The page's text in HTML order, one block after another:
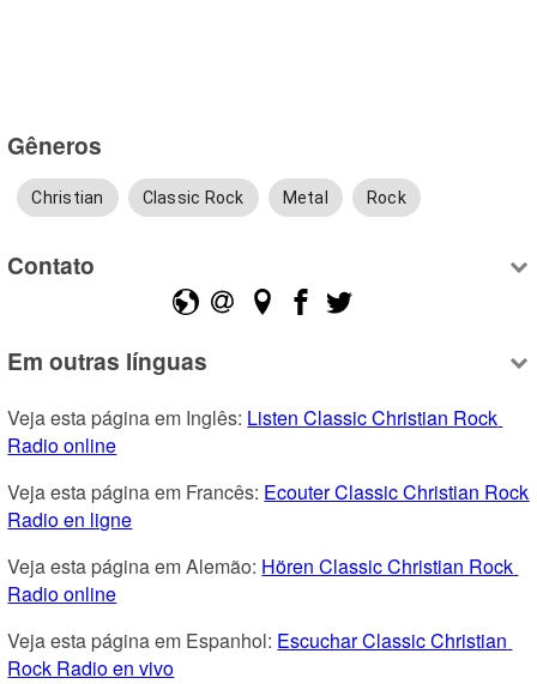
Gêneros
Christian Classic Rock Metal Rock
Contato
Em outras línguas
Veja esta página em Inglês: Listen Classic Christian Rock
Radio online
Veja esta página em Francês: Ecouter Classic Christian Rock
Radio en ligne
Veja esta página em Alemão: Hören Classic Christian Rock
Radio online
Veja esta página em Espanhol: Escuchar Classic Christian
Rock Radio en vivo